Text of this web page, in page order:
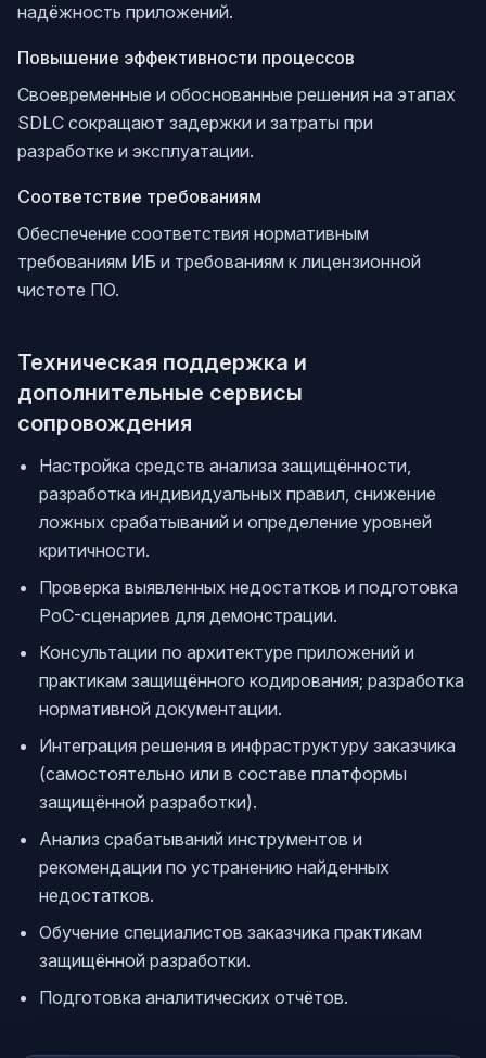
надёжность приложений.
Повышение эффективности процессов
Своевременные и обоснованные решения на этапах
SDLC сокращают задержки и затраты при
разработке и эксплуатации.
Соответствие требованиям
Обеспечение соответствия нормативным
требованиям ИБ и требованиям к лицензионной
чистоте ПО.
Техническая поддержка и
дополнительные сервисы
сопровождения
Настройка средств анализа защищённости,
разработка индивидуальных правил, снижение
ложных срабатываний и определение уровней
критичности.
Проверка выявленных недостатков и подготовка
PoC-сценариев для демонстрации.
Консультации по архитектуре приложений и
практикам защищённого кодирования; разработка
нормативной документации.
Интеграция решения в инфраструктуру заказчика
(самостоятельно или в составе платформы
защищённой разработки).
Анализ срабатываний инструментов и
рекомендации по устранению найденных
недостатков.
Обучение специалистов заказчика практикам
защищённой разработки.
Подготовка аналитических отчётов.